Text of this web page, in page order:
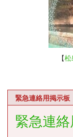
【
緊急連絡用掲示板
緊急連